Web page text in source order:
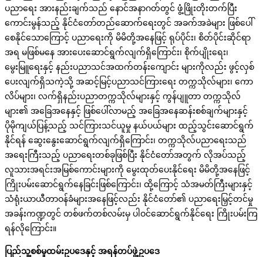
ပညာရေး အားနည်းချက်သည် နောင်အနာဂတ်တွင် ဖွံ့ဖြိုးတိုးတက်ပြီး
ကောင်းမွန်သည့် နိုင်ငံတော်တည်ဆောက်ရေးတွင် အခက်အခဲများ ဖြစ်ပေါ်
စေနိုင်သောကြောင့် ပညာရေးကို မိမိတို့အနေဖြင့် ရုပ်ပိုင်း၊ စိတ်ပိုင်းဆိုင်ရာ
အရ မဖြစ်မနေ အားပေးဆောင်ရွက်လျက်ရှိကြောင်း၊ စိုက်ပျိုးရေး၊
မွေးမြူရေးနှင့် နည်းပညာသင်အထက်တန်းကျောင်း များကိုလည်း ဖွင့်လှစ်
ပေးလျက်ရှိသကဲ့သို့ အဆင့်မြင့်ပညာသင်ကြားရေး တက္ကသိုလ်များ၊ ကော
လိပ်များ၊ လက်ရှိနည်းပညာတက္ကသိုလ်များနှင့် ကွန်ပျူတာ တက္ကသိုလ်
များ၏ အခြေအနေနှင့် ဖြစ်ပေါ်လာမည့် အခြေအနေဆန်းစစ်ချက်များနှင့်
ပိုမိုကျယ်ပြန့်သည့် သင်ကြားသင်ယူမှု နယ်ပယ်များ ထည့်သွင်းဆောင်ရွက်
နိုင်ရန် ဆွေးနွေးဆောင်ရွက်လျက်ရှိကြောင်း၊ တက္ကသိုလ်ပညာရေးသည်
အရေးကြီးသည့် ပညာရေးတစ်ခုဖြစ်ပြီး နိုင်ငံတော်အတွက် လိုအပ်သည့်
လူသားအရင်းအမြစ်ကောင်းများကို မွေးထုတ်ပေးနိုင်ရေး မိမိတို့အနေဖြင့်
ကြိုးပမ်းဆောင်ရွက်နေခြင်းဖြစ်ကြောင်း၊ ထို့ကြောင့် သံအမတ်ကြီးများနှင့်
သံရုံးယာယီတာဝန်ခံများအနေဖြင့်လည်း နိုင်ငံတော်၏ ပညာရေးမြှင့်တင်မှု
အခန်းကဏ္ဍတွင် တစ်ဖက်တစ်လမ်းမှ ပါဝင်ဆောင်ရွက်နိုင်ရေး ကြိုးပမ်းကြ
ရန်လိုကြောင်း။
ပြည်သူ့စစ်မှုထမ်းဥပဒေနှင့် အရန်တပ်ဖွဲ့ဥပဒေ